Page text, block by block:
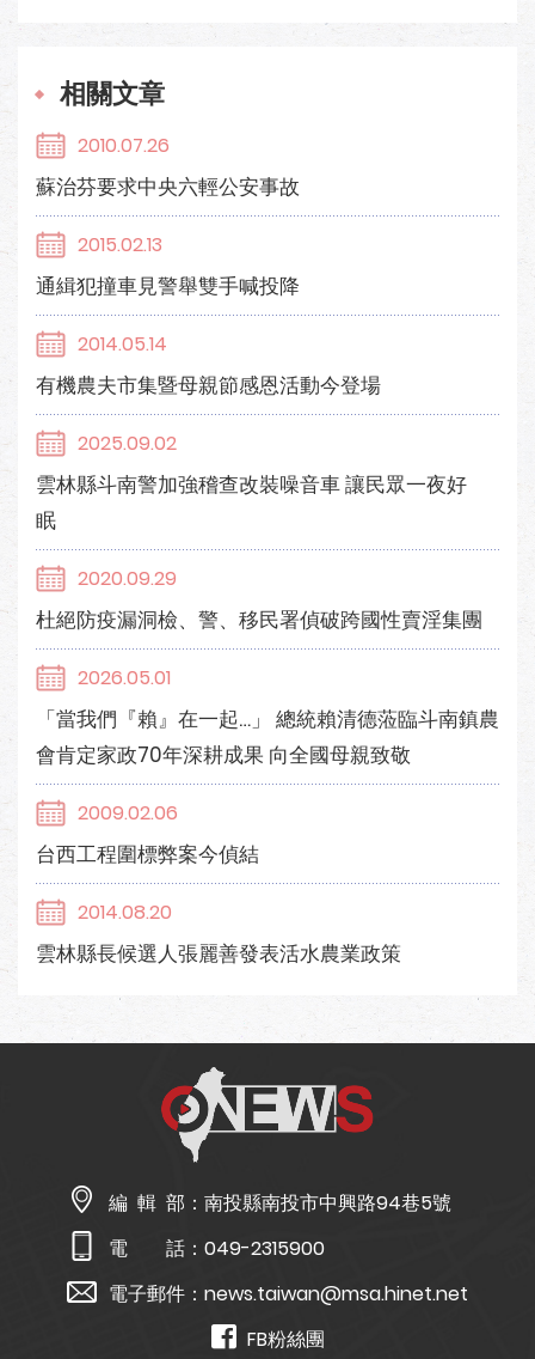
相關文章
2010.07.26
蘇治芬要求中央六輕公安事故
2015.02.13
通緝犯撞車見警舉雙手喊投降
2014.05.14
有機農夫市集暨母親節感恩活動今登場
2025.09.02
雲林縣斗南警加強稽查改裝噪音車 讓民眾一夜好
眠
2020.09.29
杜絕防疫漏洞檢、警、移民署偵破跨國性賣淫集團
2026.05.01
「當我們『賴』在一起…」 總統賴清德蒞臨斗南鎮農
會肯定家政70年深耕成果 向全國母親致敬
2009.02.06
台西工程圍標弊案今偵結
2014.08.20
雲林縣長候選人張麗善發表活水農業政策
編 輯 部： 南投縣南投市中興路94巷5號
電 話： 049-2315900
電子郵件： news.taiwan@msa.hinet.net
FB粉絲團